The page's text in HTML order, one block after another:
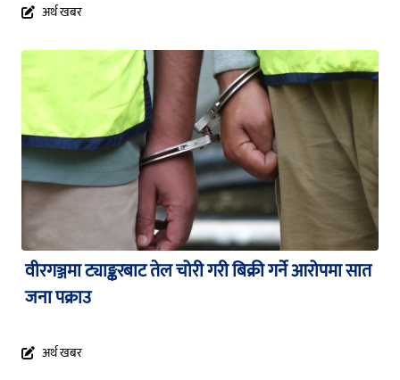
अर्थ खबर
वीरगञ्जमा ट्याङ्करबाट तेल चोरी गरी बिक्री गर्ने आरोपमा सात
जना पक्राउ
अर्थ खबर